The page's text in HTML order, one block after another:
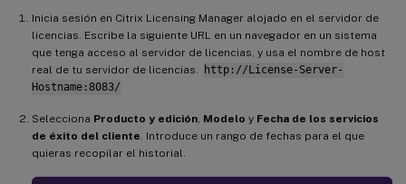
Inicia sesión en Citrix Licensing Manager alojado en el servidor de
licencias. Escribe la siguiente URL en un navegador en un sistema
que tenga acceso al servidor de licencias, y usa el nombre de host
real de tu servidor de licencias.
http://License-Server-
Hostname:8083/
Selecciona Producto y edición, Modelo y Fecha de los servicios
de éxito del cliente. Introduce un rango de fechas para el que
quieras recopilar el historial.